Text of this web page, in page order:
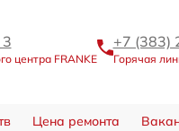
центра FRANKE
+7 (383)
Горячая
Цена ремонта